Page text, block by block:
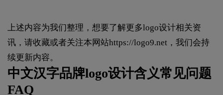
上述内容为我们整理，想要了解更多logo设计相关资
讯，请收藏或者关注本网站https://logo9.net ，我们会持
续更新内容。
中文汉字品牌logo设计含义常见问题
FAQ